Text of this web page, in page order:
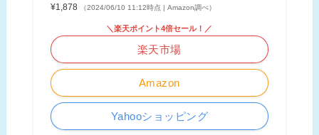
¥1,878 （2024/06/10 11:12時点 | Amazon調べ）
Amazon
＼楽天ポイント4倍セール！／
楽天市場
Yahooショッピング